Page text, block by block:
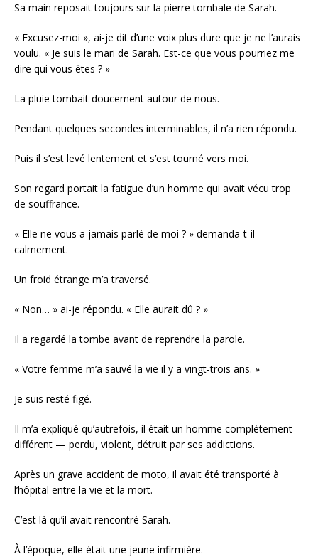
Sa main reposait toujours sur la pierre tombale de Sarah.
« Excusez-moi », ai-je dit d’une voix plus dure que je ne l’aurais
voulu. « Je suis le mari de Sarah. Est-ce que vous pourriez me
dire qui vous êtes ? »
La pluie tombait doucement autour de nous.
Pendant quelques secondes interminables, il n’a rien répondu.
Puis il s’est levé lentement et s’est tourné vers moi.
Son regard portait la fatigue d’un homme qui avait vécu trop
de souffrance.
« Elle ne vous a jamais parlé de moi ? » demanda-t-il
calmement.
Un froid étrange m’a traversé.
« Non… » ai-je répondu. « Elle aurait dû ? »
Il a regardé la tombe avant de reprendre la parole.
« Votre femme m’a sauvé la vie il y a vingt-trois ans. »
Je suis resté figé.
Il m’a expliqué qu’autrefois, il était un homme complètement
différent — perdu, violent, détruit par ses addictions.
Après un grave accident de moto, il avait été transporté à
l’hôpital entre la vie et la mort.
C’est là qu’il avait rencontré Sarah.
À l’époque, elle était une jeune infirmière.